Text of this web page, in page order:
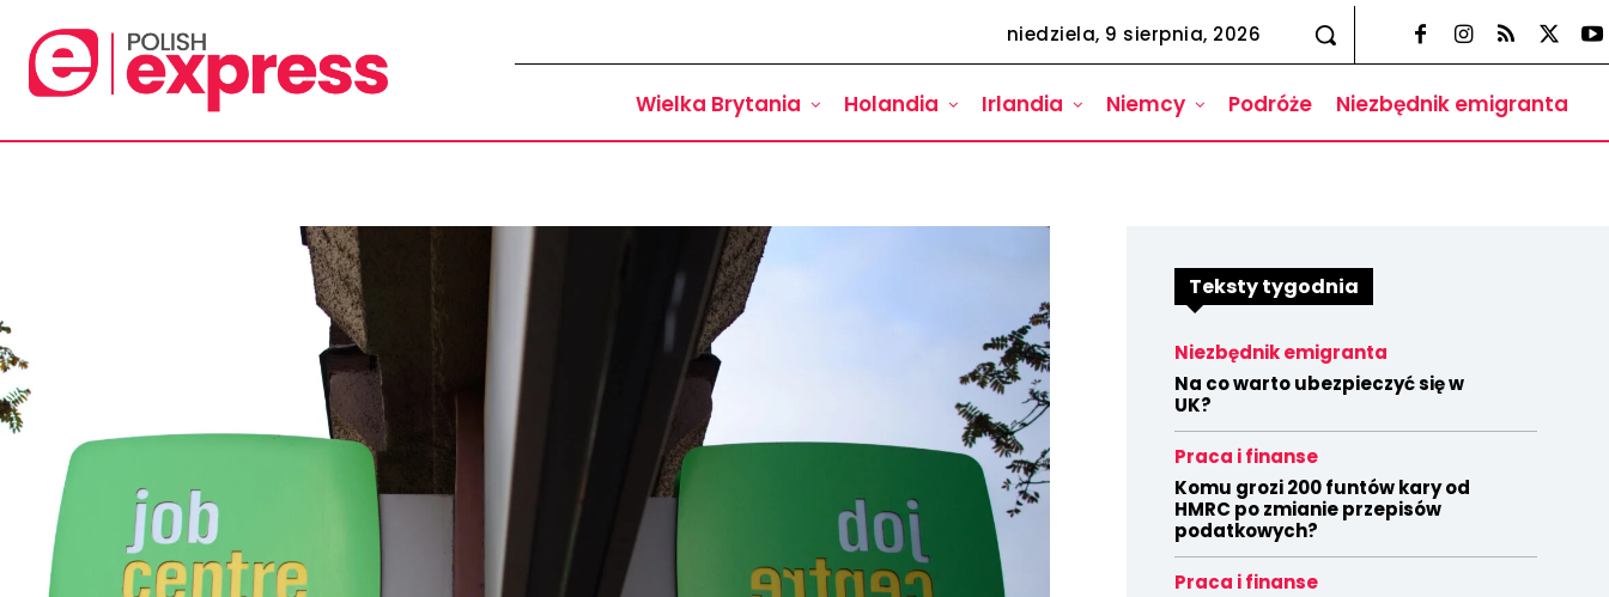
niedziela, 9 sierpnia, 2026
Wielka Brytania Holandia Irlandia Niemcy Podróże Niezbędnik emigranta
Teksty tygodnia
Niezbędnik emigranta
Na co warto ubezpieczyć się w
UK?
Praca i finanse
Komu grozi 200 funtów kary od
HMRC po zmianie przepisów
podatkowych?
Praca i finanse